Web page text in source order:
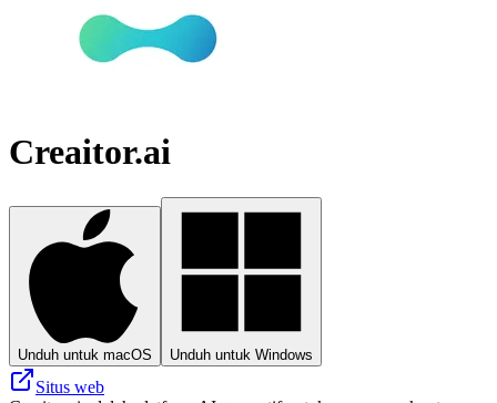
Creaitor.ai
Unduh untuk macOS Unduh untuk Windows
Situs web